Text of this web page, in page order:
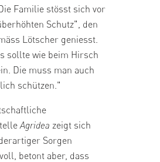
Familie stösst sich vor
Schutz", den
Lötscher geniesst.
sollte wie beim Hirsch
Die muss man auch
schützen."
Agridea zeigt sich
Sorgen
betont aber, dass